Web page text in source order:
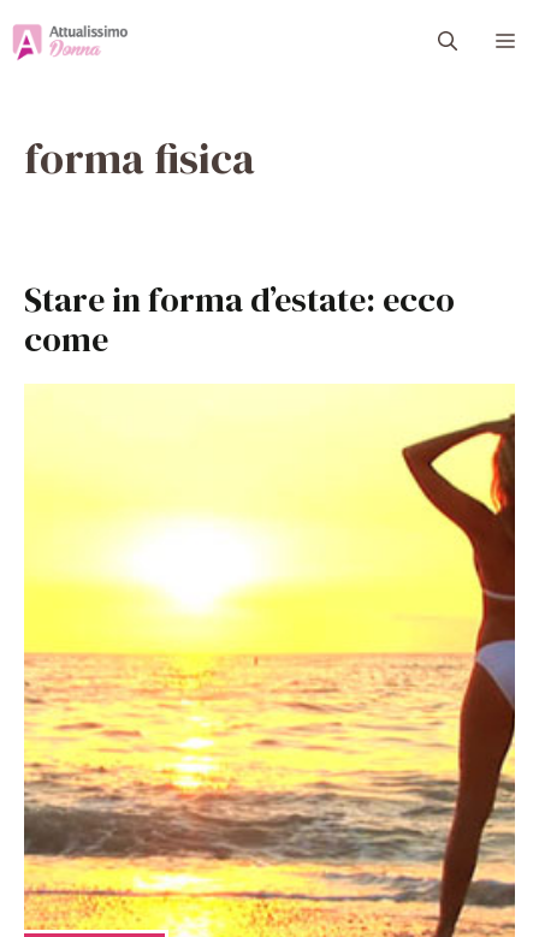
forma fisica
Stare in forma d’estate: ecco
come